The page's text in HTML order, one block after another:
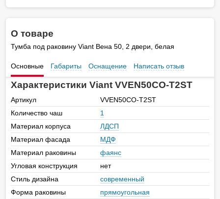
О товаре
Тумба под раковину Viant Вена 50, 2 двери, белая
Основные Габариты Оснащение Написать отзыв
Характеристики Viant VVEN50CO-T2ST
Артикул
VVEN50CO-T2ST
Количество чаш
1
Материал корпуса
ЛДСП
Материал фасада
МДФ
Материал раковины
фаянс
Угловая конструкция
нет
Стиль дизайна
современный
Форма раковины
прямоугольная